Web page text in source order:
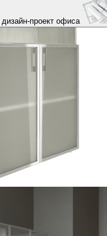
дизайн-проект офиса